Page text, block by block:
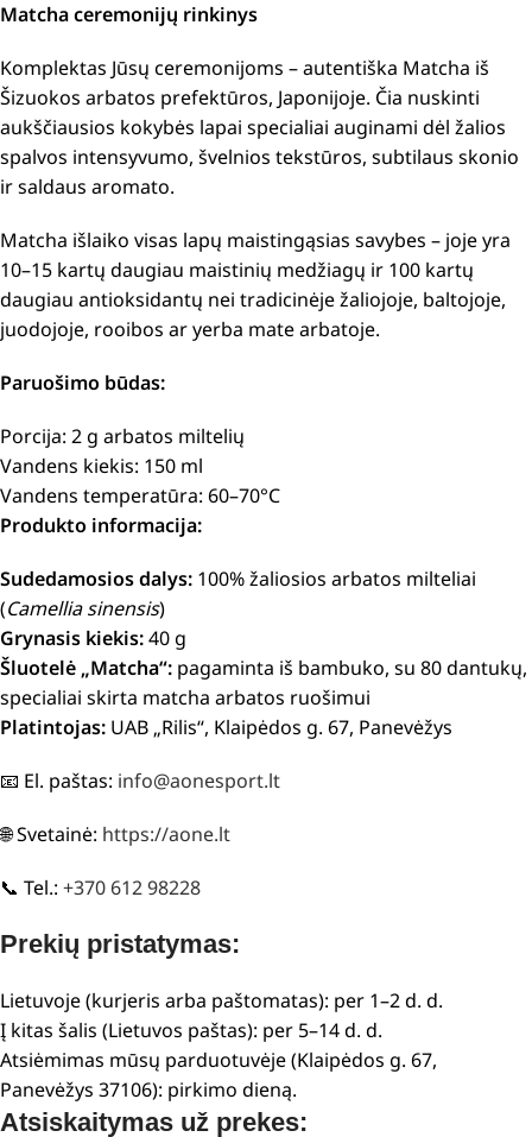
Matcha ceremonijų rinkinys
Komplektas Jūsų ceremonijoms – autentiška Matcha iš
Šizuokos arbatos prefektūros, Japonijoje. Čia nuskinti
aukščiausios kokybės lapai specialiai auginami dėl žalios
spalvos intensyvumo, švelnios tekstūros, subtilaus skonio
ir saldaus aromato.
Matcha išlaiko visas lapų maistingąsias savybes – joje yra
10–15 kartų daugiau maistinių medžiagų ir 100 kartų
daugiau antioksidantų nei tradicinėje žaliojoje, baltojoje,
juodojoje, rooibos ar yerba mate arbatoje.
Paruošimo būdas:
Porcija: 2 g arbatos miltelių
Vandens kiekis: 150 ml
Vandens temperatūra: 60–70°C
Produkto informacija:
Sudedamosios dalys: 100% žaliosios arbatos milteliai
(Camellia sinensis)
Grynasis kiekis:40 g
Šluotelė „Matcha“: pagaminta iš bambuko, su 80 dantukų,
specialiai skirta matcha arbatos ruošimui
Platintojas: UAB „Rilis“, Klaipėdos g. 67, Panevėžys
📧 El. paštas: info@aonesport.lt
🌐 Svetainė: https://aone.lt
📞 Tel.: +370 612 98228
Prekių pristatymas:
Lietuvoje (kurjeris arba paštomatas): per 1–2 d. d.
Į kitas šalis (Lietuvos paštas): per 5–14 d. d.
Atsiėmimas mūsų parduotuvėje (Klaipėdos g. 67,
Panevėžys 37106): pirkimo dieną.
Atsiskaitymas už prekes: